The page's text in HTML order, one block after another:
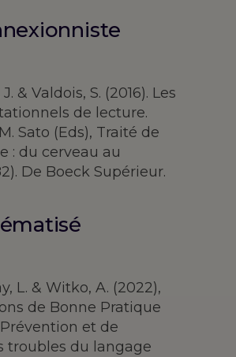
& Valdois, S. (2016). Les
de lecture.
Sato (Eds), Traité de
: du cerveau au
De Boeck Supérieur.
L. & Witko, A. (2022),
de Bonne Pratique
et de
troubles du langage